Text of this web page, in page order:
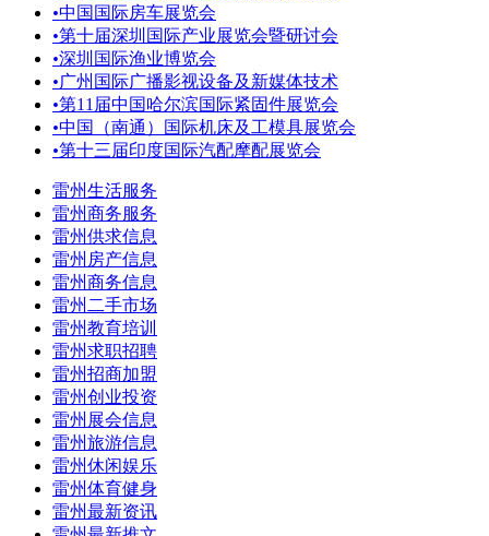
•中国国际房车展览会
•第十届深圳国际产业展览会暨研讨会
•深圳国际渔业博览会
•广州国际广播影视设备及新媒体技术
•第11届中国哈尔滨国际紧固件展览会
•中国（南通）国际机床及工模具展览会
•第十三届印度国际汽配摩配展览会
雷州生活服务
雷州商务服务
雷州供求信息
雷州房产信息
雷州商务信息
雷州二手市场
雷州教育培训
雷州求职招聘
雷州招商加盟
雷州创业投资
雷州展会信息
雷州旅游信息
雷州休闲娱乐
雷州体育健身
雷州最新资讯